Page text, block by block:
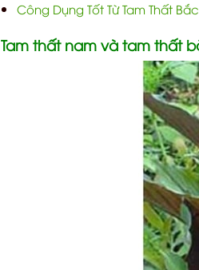
Công Dụng Tốt Từ Tam Thất Bắc
Tam thất nam và tam thất